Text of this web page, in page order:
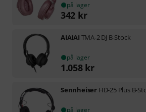
på lager
342 kr
AIAIAI TMA-2 DJ B-Stock
på lager
1.058 kr
Sennheiser HD-25 Plus B-
på lager